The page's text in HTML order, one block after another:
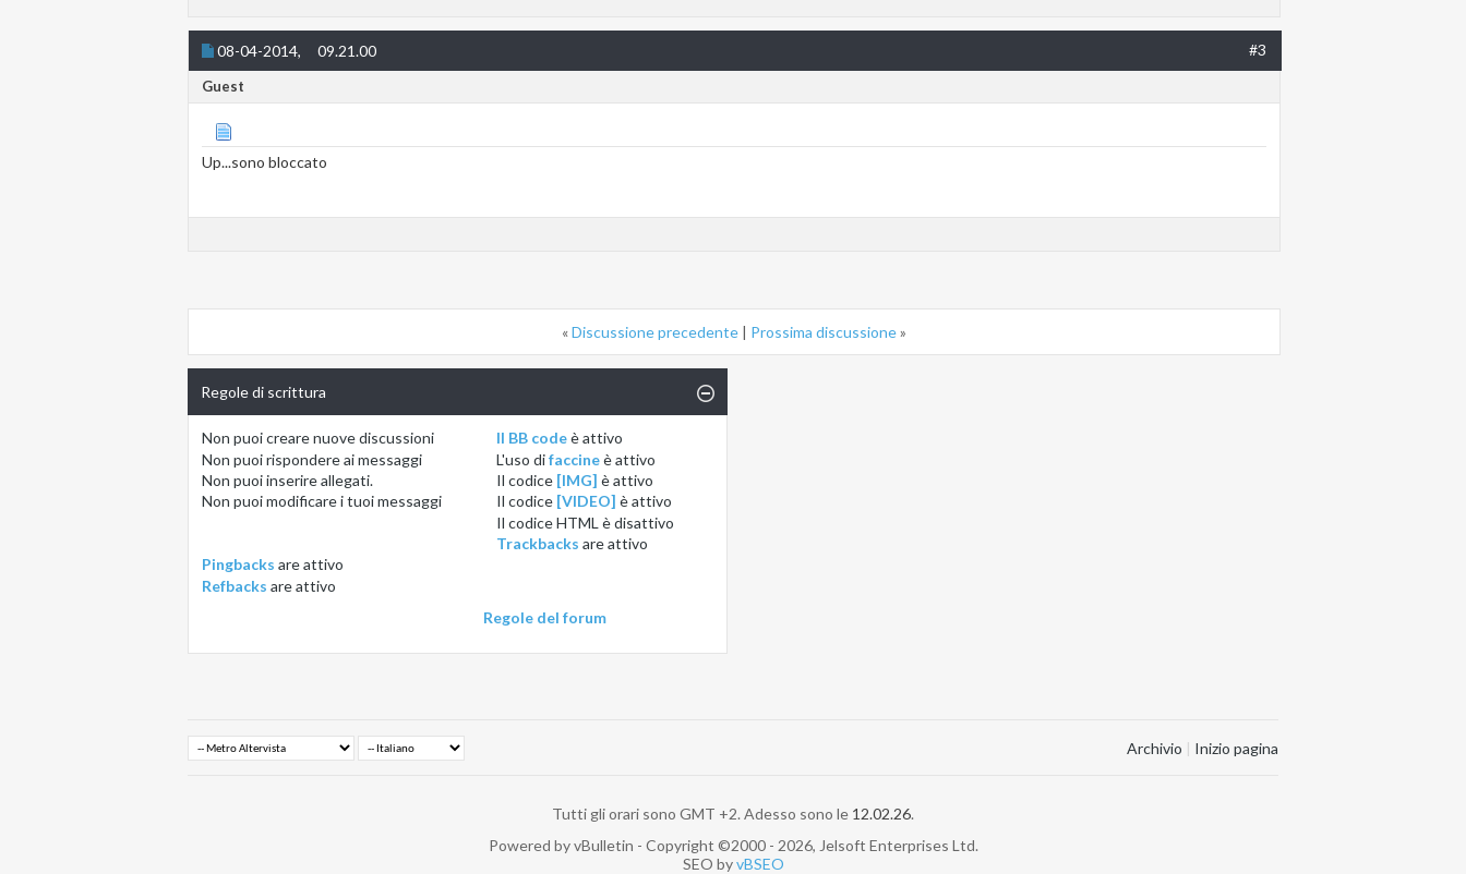
08-04-2014, 09.21.00 #3
Guest
Up...sono bloccato
«Discussione precedente | Prossima discussione»
Regole di scrittura
Non puoicreare nuove discussioni
Non puoirispondere ai messaggi
Non puoiinserire allegati.
Non puoimodificare i tuoi messaggi
Il BB codeèattivo
L'uso difaccineèattivo
Il codice [IMG] èattivo
Il codice [VIDEO] èattivo
Il codice HTML èdisattivo
Trackbacks areattivo
Pingbacks areattivo
Refbacks areattivo
Regole del forum
Archivio | Inizio pagina
Tutti gli orari sono GMT +2. Adesso sono le 12.02.26.
Powered by vBulletin - Copyright ©2000 - 2026, Jelsoft Enterprises Ltd.
SEO byvBSEO